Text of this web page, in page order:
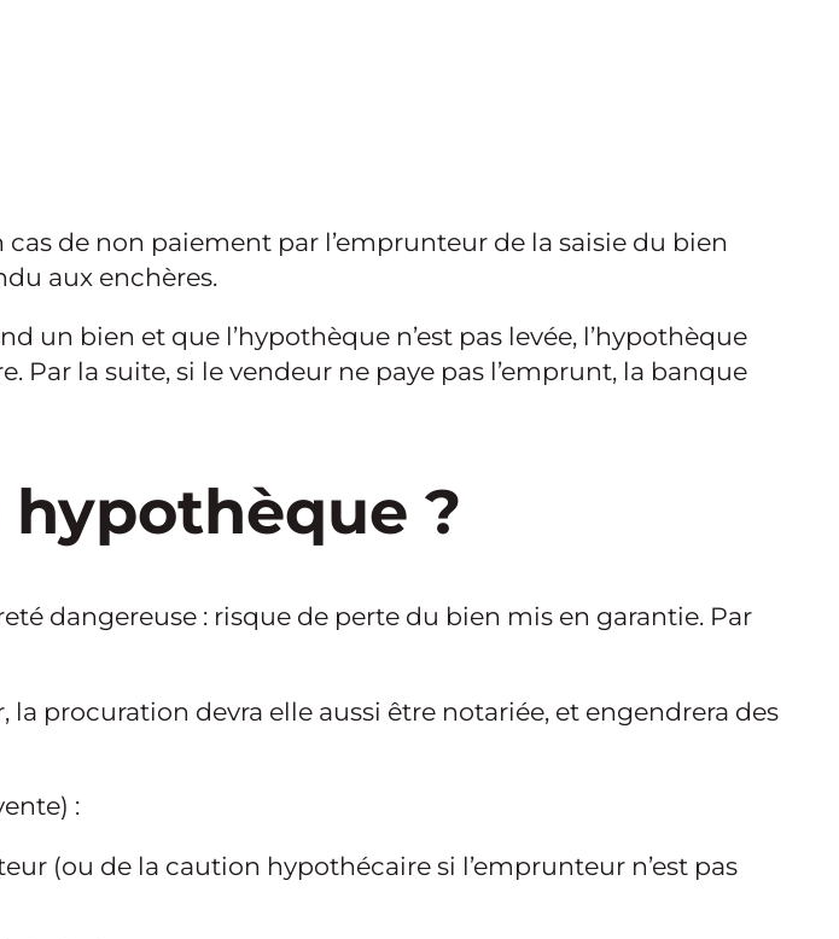
de non paiement par l’emprunteur de la saisie du bien
aux enchères.
un bien et que l’hypothèque n’est pas levée, l’hypothèque
Par la suite, si le vendeur ne paye pas l’emprunt, la banque
?
dangereuse : risque de perte du bien mis en garantie. Par
procuration devra elle aussi être notariée, et engendrera des
:
(ou de la caution hypothécaire si l’emprunteur n’est pas